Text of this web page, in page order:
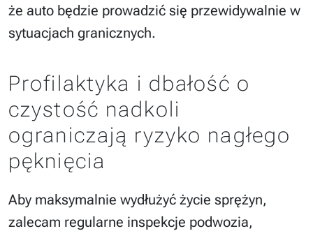
że auto będzie prowadzić się przewidywalnie w
sytuacjach granicznych.
Profilaktyka i dbałość o
czystość nadkoli
ograniczają ryzyko nagłego
pęknięcia
Aby maksymalnie wydłużyć życie sprężyn,
zalecam regularne inspekcje podwozia,